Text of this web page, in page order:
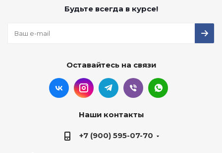
Будьте всегда в курсе!
Оставайтесь на связи
Наши контакты
+7 (900) 595-07-70